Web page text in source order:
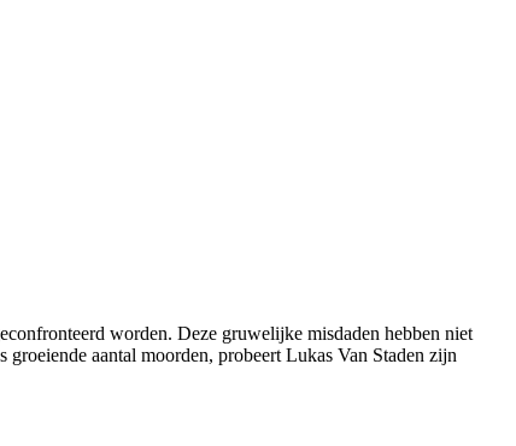
worden. Deze gruwelijke misdaden hebben niet
aantal moorden, probeert Lukas Van Staden zijn